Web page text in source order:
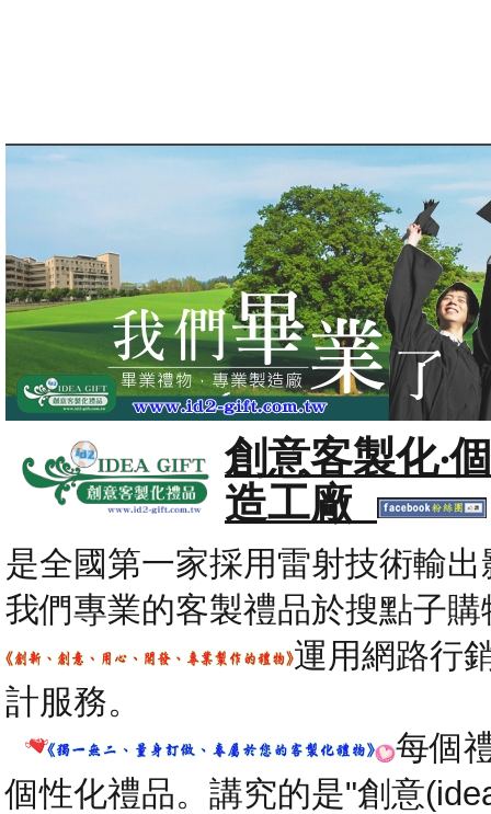
創意客製化‧
造工廠
是全國第一家採用雷射技術輸
我們專業的客製禮品於搜點子
運用網路行
計服務。
每個
個性化禮品。講究的是"創意